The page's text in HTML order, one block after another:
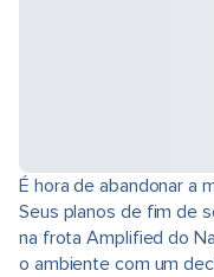
É hora de abandonar a
Seus planos de fim de
na frota Amplified do
o ambiente com um